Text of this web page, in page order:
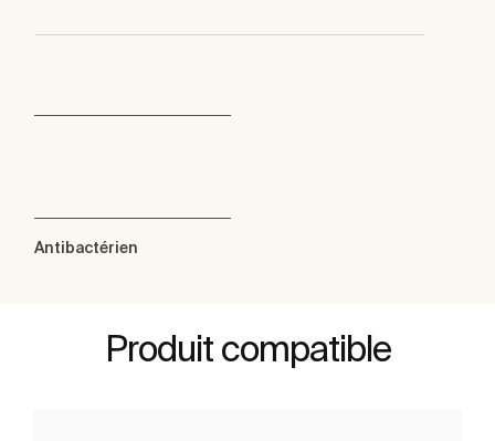
Antibactérien
Produit compatible